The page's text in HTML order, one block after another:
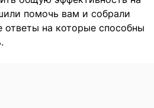
помочь вам и собрали
ответы на которые способны